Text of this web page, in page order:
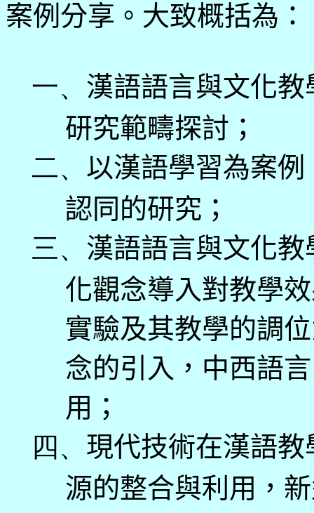
案例分享。大致概括為：
一、 漢語語言與文化
研究範疇探討；
二、 以漢語學習為案
認同的研究；
三、 漢語語言與文化
化觀念導入對教學
實驗及其教學的調
念的引入，中西語
用；
四、 現代技術在漢語
源的整合與利用，